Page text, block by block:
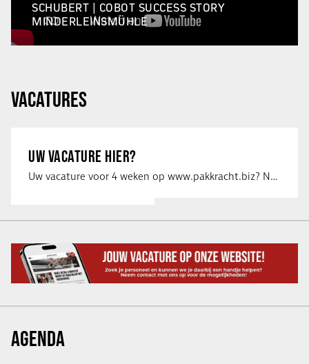
SCHUBERT | COBOT SUCCESS STORY
MINDERLEINSMÜHLE
VACATURES
UW VACATURE HIER?
Uw vacature voor 4 weken op www.pakkracht.biz? Neem dan contact op met Yannick van …
AGENDA